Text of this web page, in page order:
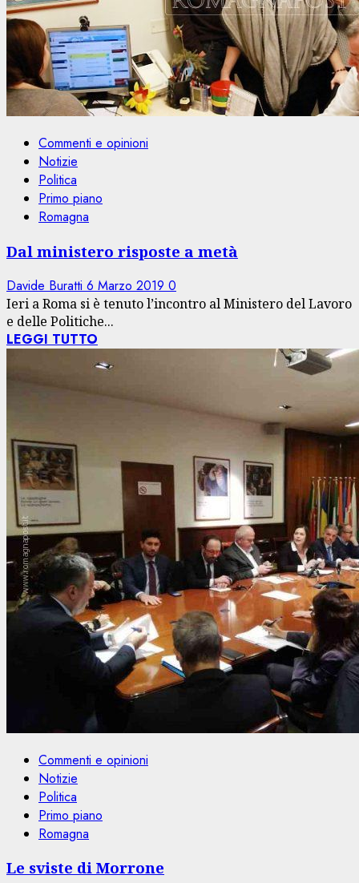
Commenti e opinioni
Notizie
Politica
Primo piano
Romagna
Dal ministero risposte a metà
Davide Buratti 6 Marzo 2019 0
Ieri a Roma si è tenuto l’incontro al Ministero del Lavoro
e delle Politiche...
LEGGI TUTTO
Commenti e opinioni
Notizie
Politica
Primo piano
Romagna
Le sviste di Morrone